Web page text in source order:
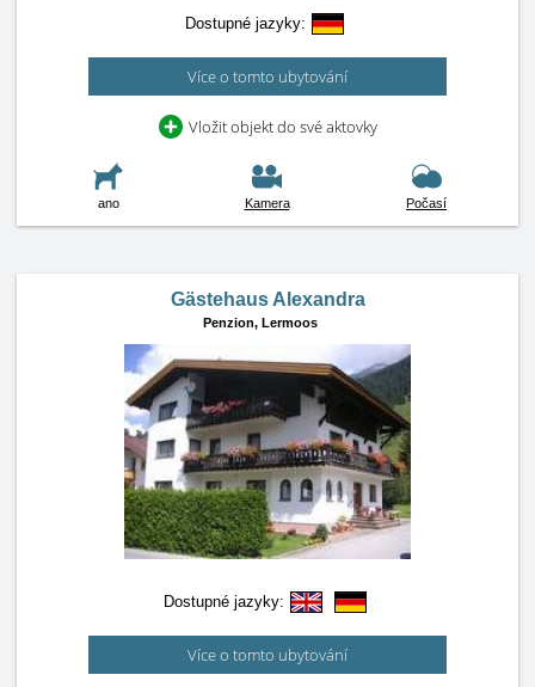
Dostupné jazyky:
Více o tomto ubytování
Vložit objekt do své aktovky
ano Kamera Počasí
Gästehaus Alexandra
Penzion, Lermoos
Dostupné jazyky:
Více o tomto ubytování